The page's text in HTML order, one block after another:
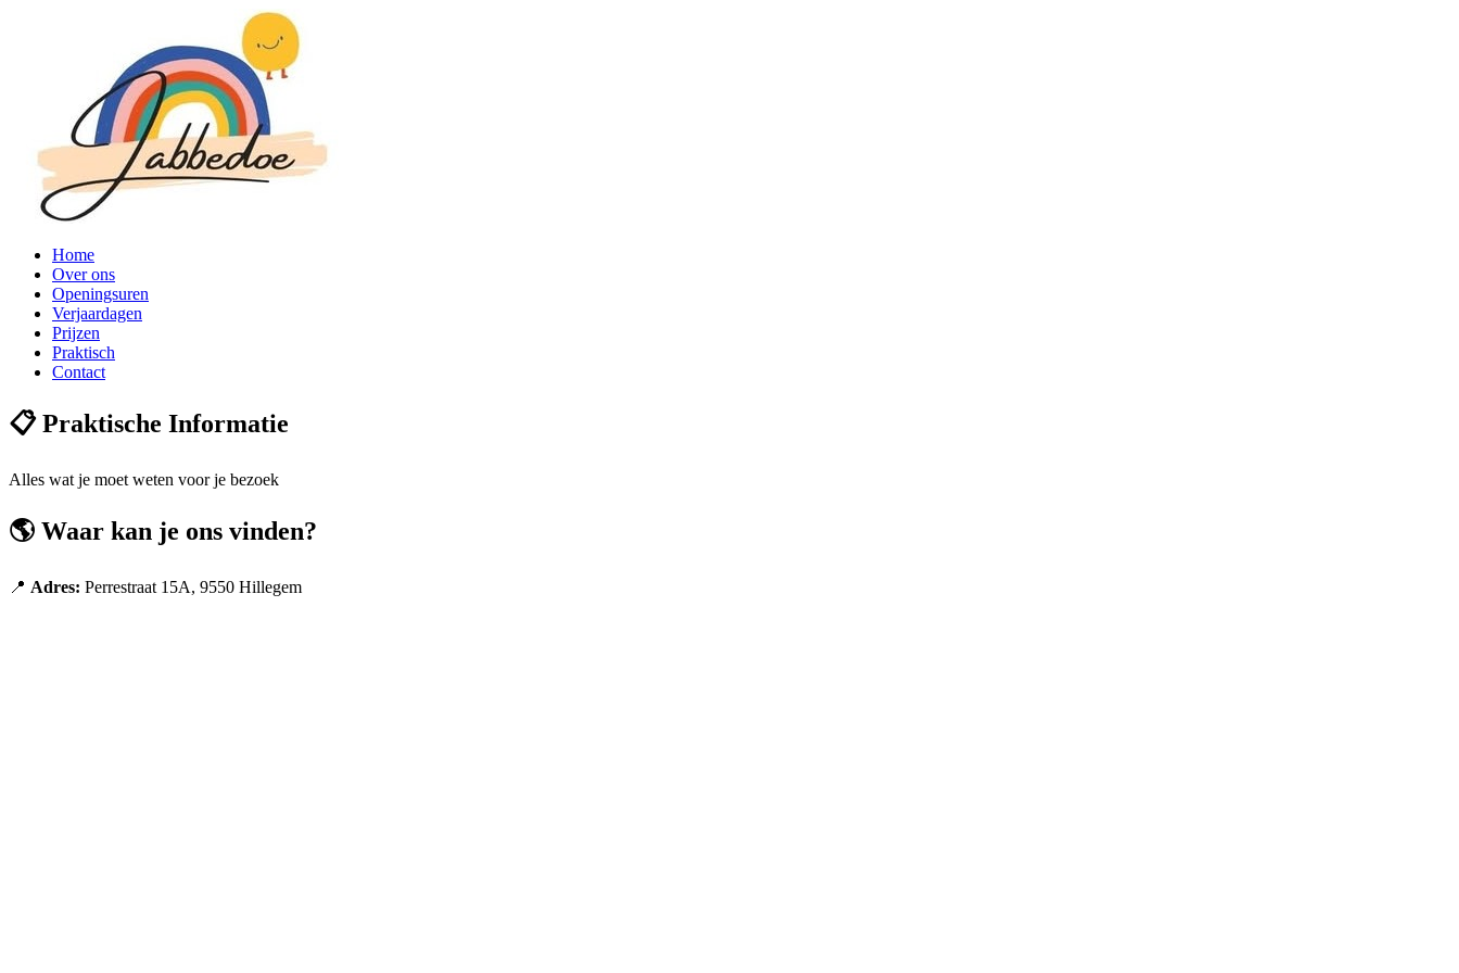
Home
Over ons
Openingsuren
Verjaardagen
Prijzen
Praktisch
Contact
📋 Praktische Informatie
Alles wat je moet weten voor je bezoek
🌎 Waar kan je ons vinden?
📍 Adres: Perrestraat 15A, 9550 Hillegem